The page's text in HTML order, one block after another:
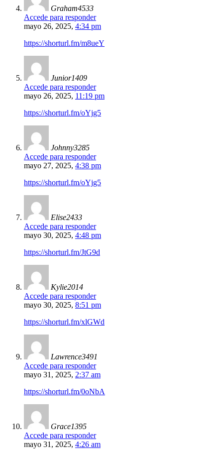
Graham4533
Accede para responder
mayo 26, 2025, 4:34 pm
https://shorturl.fm/m8ueY
Junior1409
Accede para responder
mayo 26, 2025, 11:19 pm
https://shorturl.fm/oYjg5
Johnny3285
Accede para responder
mayo 27, 2025, 4:38 pm
https://shorturl.fm/oYjg5
Elise2433
Accede para responder
mayo 30, 2025, 4:48 pm
https://shorturl.fm/JtG9d
Kylie2014
Accede para responder
mayo 30, 2025, 8:51 pm
https://shorturl.fm/xlGWd
Lawrence3491
Accede para responder
mayo 31, 2025, 2:37 am
https://shorturl.fm/0oNbA
Grace1395
Accede para responder
mayo 31, 2025, 4:26 am